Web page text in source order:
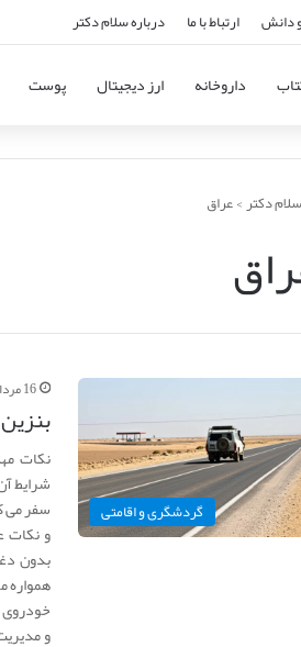
دانش ارتباط با ما درباره سلام دکتر
داروخانه ارز دیجیتال پوست
سلام دکتر>عراق
گردشگری و اقامتی
16 مرداد 1404
نکات
شرایط
سفر می
و نکات
بدون
همواره
خودروی
و